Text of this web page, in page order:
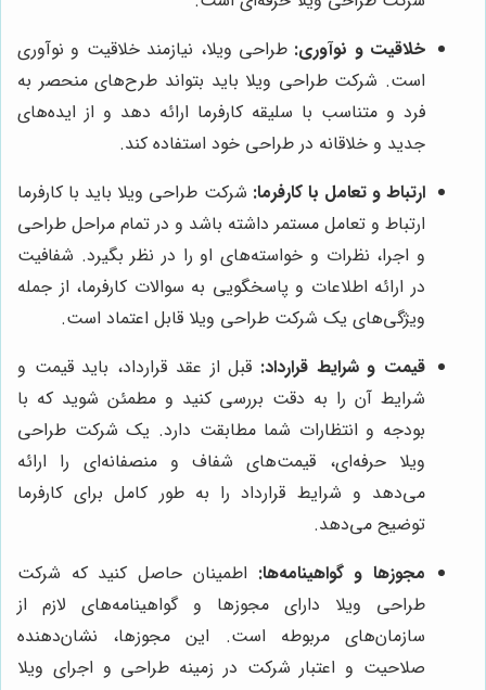
خلاقیت و نوآوری: طراحی ویلا، نیازمند خلاقیت و نوآوری
است. شرکت طراحی ویلا باید بتواند طرح‌های منحصر به
فرد و متناسب با سلیقه کارفرما ارائه دهد و از ایده‌های
جدید و خلاقانه در طراحی خود استفاده کند.
ارتباط و تعامل با کارفرما: شرکت طراحی ویلا باید با کارفرما
ارتباط و تعامل مستمر داشته باشد و در تمام مراحل طراحی
و اجرا، نظرات و خواسته‌های او را در نظر بگیرد. شفافیت
در ارائه اطلاعات و پاسخگویی به سوالات کارفرما، از جمله
ویژگی‌های یک شرکت طراحی ویلا قابل اعتماد است.
قیمت و شرایط قرارداد: قبل از عقد قرارداد، باید قیمت و
شرایط آن را به دقت بررسی کنید و مطمئن شوید که با
بودجه و انتظارات شما مطابقت دارد. یک شرکت طراحی
ویلا حرفه‌ای، قیمت‌های شفاف و منصفانه‌ای را ارائه
می‌دهد و شرایط قرارداد را به طور کامل برای کارفرما
توضیح می‌دهد.
مجوزها و گواهینامه‌ها: اطمینان حاصل کنید که شرکت
طراحی ویلا دارای مجوزها و گواهینامه‌های لازم از
سازمان‌های مربوطه است. این مجوزها، نشان‌دهنده
صلاحیت و اعتبار شرکت در زمینه طراحی و اجرای ویلا